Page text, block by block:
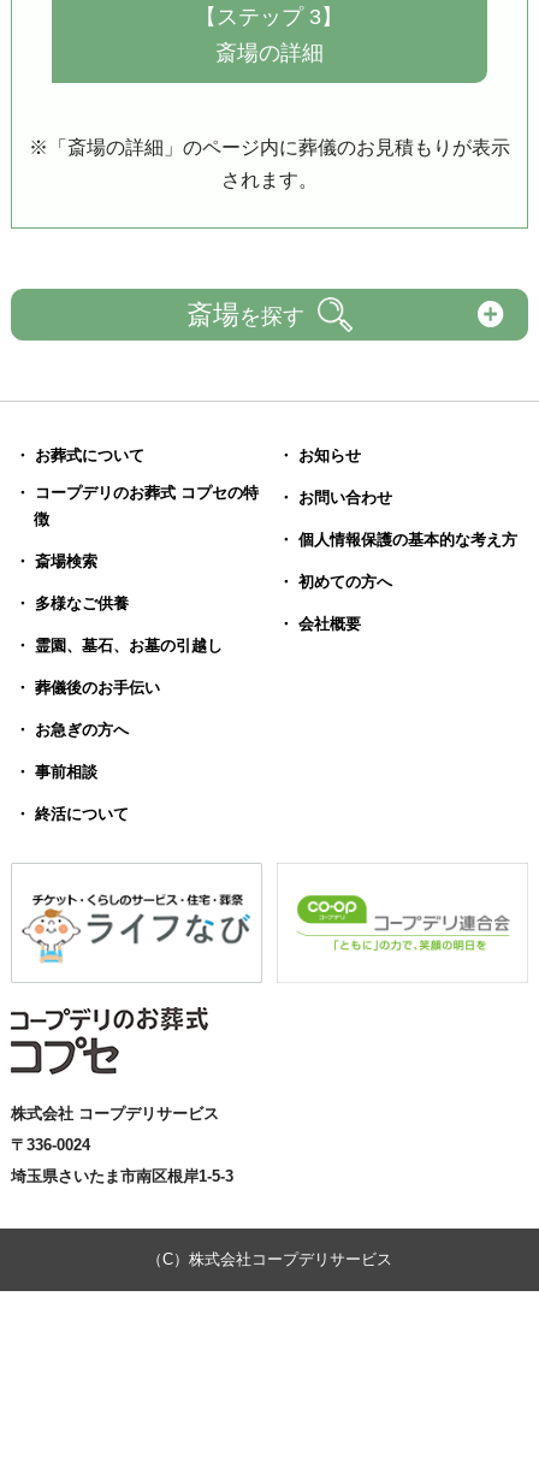
【ステップ 3】
斎場の詳細
※「斎場の詳細」のページ内に葬儀のお見積もりが表示
されます。
斎場を探す
株式会社 コープデリサービス
〒336-0024
埼玉県さいたま市南区根岸1-5-3
・ お葬式について
・ コープデリのお葬式 コプセの特
徴
・ 斎場検索
・ 多様なご供養
・ 霊園、墓石、お墓の引越し
・ 葬儀後のお手伝い
・ お急ぎの方へ
・ 事前相談
・ 終活について
・ お知らせ
・ お問い合わせ
・ 個人情報保護の基本的な考え方
・ 初めての方へ
・ 会社概要
（C）株式会社コープデリサービス